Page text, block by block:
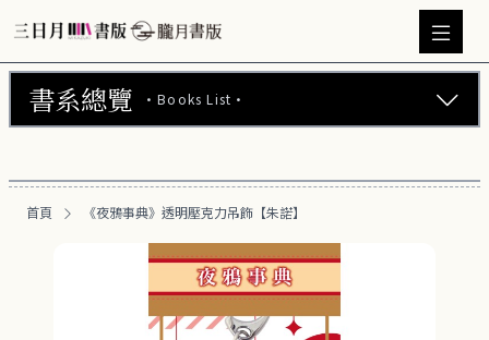
書系總覽 ·Books List·
朧月書版 (275)
周邊商品 (260)
首頁 《夜鴉事典》透明壓克力吊飾【朱諾】